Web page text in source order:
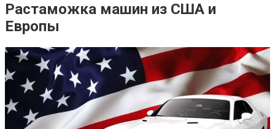
Растаможка машин из США и
Европы